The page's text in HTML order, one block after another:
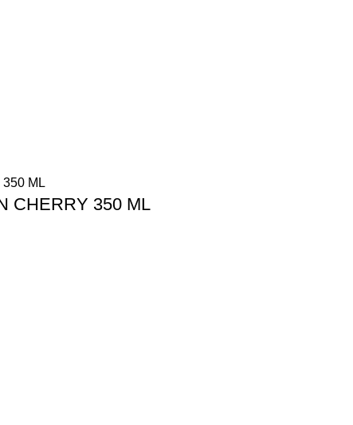
CHERRY 350 ML